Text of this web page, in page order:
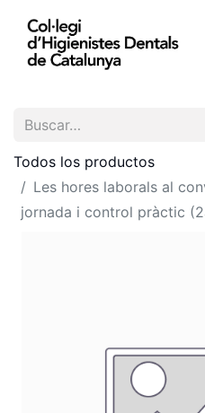
Todos los productos
Les hores laborals al
jornada i control pràctic